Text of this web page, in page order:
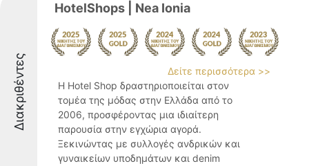
Διακριθέντες
HotelShops | Nea Ionia
Δείτε περισσότερα >>
Η Hotel Shop δραστηριοποιείται στον
τομέα της μόδας στην Ελλάδα από το
2006, προσφέροντας μια ιδιαίτερη
παρουσία στην εγχώρια αγορά.
Ξεκινώντας με συλλογές ανδρικών και
γυναικείων υποδημάτων και denim